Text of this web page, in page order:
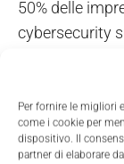
Per fornire le migliori
come i cookie per
dispositivo. Il
partner di elaborare
50% delle
cybersecurity
nuovi partner
Il dato è
rischio: l’83%